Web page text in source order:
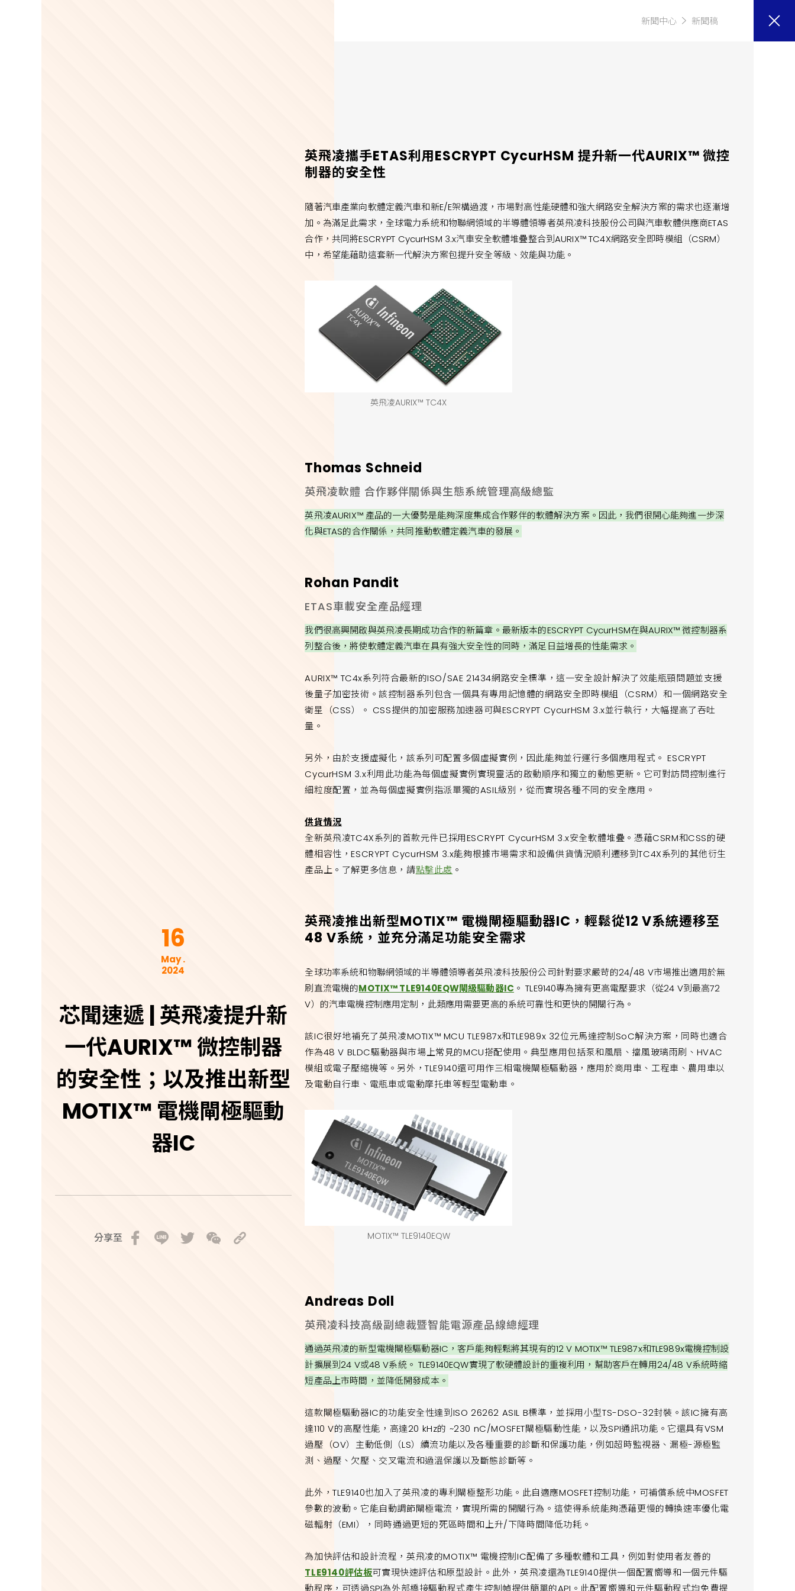
新聞中心 新聞稿
16
May .
2024
芯聞速遞 | 英飛凌提升新
一代AURIX™ 微控制器
的安全性；以及推出新型
MOTIX™ 電機閘極驅動
器IC
分享至
英飛凌攜手ETAS利用ESCRYPT CycurHSM 提升新一代AURIX™ 微控
制器的安全性
英飛凌AURIX™ TC4X
隨著汽車產業向軟體定義汽車和新E/E架構過渡，市場對高性能硬體和強大網路安全解決方案的需求也逐漸增
加。為滿足此需求，全球電力系統和物聯網領域的半導體領導者英飛凌科技股份公司與汽車軟體供應商ETAS
合作，共同將ESCRYPT CycurHSM 3.x汽車安全軟體堆疊整合到AURIX™ TC4X網路安全即時模組（CSRM）
中，希望能藉助這套新一代解決方案包提升安全等級、效能與功能。
Thomas Schneid
英飛凌軟體 合作夥伴關係與生態系統管理高級總監
英飛凌AURIX™ 產品的一大優勢是能夠深度集成合作夥伴的軟體解決方案。因此，我們很開心能夠進一步深
化與ETAS的合作關係，共同推動軟體定義汽車的發展。
Rohan Pandit
ETAS車載安全產品經理
我們很高興開啟與英飛凌長期成功合作的新篇章。最新版本的ESCRYPT CycurHSM在與AURIX™ 微控制器系
列整合後，將使軟體定義汽車在具有強大安全性的同時，滿足日益增長的性能需求。
AURIX™ TC4x系列符合最新的ISO/SAE 21434網路安全標準，這一安全設計解決了效能瓶頸問題並支援
後量子加密技術。該控制器系列包含一個具有專用記憶體的網路安全即時模組（CSRM）和一個網路安全
衛星（CSS）。 CSS提供的加密服務加速器可與ESCRYPT CycurHSM 3.x並行執行，大幅提高了吞吐
量。
另外，由於支援虛擬化，該系列可配置多個虛擬實例，因此能夠並行運行多個應用程式。 ESCRYPT
CycurHSM 3.x利用此功能為每個虛擬實例實現靈活的啟動順序和獨立的動態更新。它可對訪問控制進行
細粒度配置，並為每個虛擬實例指派單獨的ASIL級別，從而實現各種不同的安全應用。
供貨情況
全新英飛凌TC4X系列的首款元件已採用ESCRYPT CycurHSM 3.x安全軟體堆疊。憑藉CSRM和CSS的硬
體相容性，ESCRYPT CycurHSM 3.x能夠根據市場需求和設備供貨情況順利遷移到TC4X系列的其他衍生
產品上。了解更多信息，請點擊此處 。
英飛凌推出新型MOTIX™ 電機閘極驅動器IC，輕鬆從12 V系統遷移至
48 V系統，並充分滿足功能安全需求
MOTIX™ TLE9140EQW
全球功率系統和物聯網領域的半導體領導者英飛凌科技股份公司針對要求嚴苛的24/48 V市場推出適用於無
刷直流電機的MOTIX™ TLE9140EQW閘級驅動器IC 。 TLE9140專為擁有更高電壓要求（從24 V到最高72
V）的汽車電機控制應用定制，此類應用需要更高的系統可靠性和更快的開關行為。
該IC很好地補充了英飛凌MOTIX™ MCU TLE987x和TLE989x 32位元馬達控制SoC解決方案，同時也適合
作為48 V BLDC驅動器與市場上常見的MCU搭配使用。典型應用包括泵和風扇、擋風玻璃雨刷、HVAC
模組或電子壓縮機等。另外，TLE9140還可用作三相電機閘極驅動器，應用於商用車、工程車、農用車以
及電動自行車、電瓶車或電動摩托車等輕型電動車。
Andreas Doll
英飛凌科技高級副總裁暨智能電源產品線總經理
通過英飛凌的新型電機閘極驅動器IC，客戶能夠輕鬆將其現有的12 V MOTIX™ TLE987x和TLE989x電機控制設
計擴展到24 V或48 V系統。 TLE9140EQW實現了軟硬體設計的重複利用，幫助客戶在轉用24/48 V系統時縮
短產品上市時間，並降低開發成本。
這款閘極驅動器IC的功能安全性達到ISO 26262 ASIL B標準，並採用小型TS-DSO-32封裝。該IC擁有高
達110 V的高壓性能，高達20 kHz的 ~230 nC/MOSFET閘極驅動性能，以及SPI通訊功能。它還具有VSM
過壓（OV）主動低側（LS）續流功能以及各種重要的診斷和保護功能，例如超時監視器、漏極-源極監
測、過壓、欠壓、交叉電流和過溫保護以及斷態診斷等。
此外，TLE9140也加入了英飛凌的專利閘極整形功能。此自適應MOSFET控制功能，可補償系統中MO​​SFET
參數的波動。它能自動調節閘極電流，實現所需的開關行為。這使得系統能夠憑藉更慢的轉換速率優化電
磁輻射（EMI），同時通過更短的死區時間和上升/下降時間降低功耗。
為加快評估和設計流程，英飛凌的MOTIX™ 電機控制IC配備了多種軟體和工具，例如對使用者友善的
TLE9140評估板可實現快速評估和原型設計。此外，英飛凌還為TLE9140提供一個配置嚮導和一個元件驅
動程序，可透過SPI為外部橋接驅動程式產生控制幀提供簡單的API。此配置嚮導和元件驅動程式均免費提